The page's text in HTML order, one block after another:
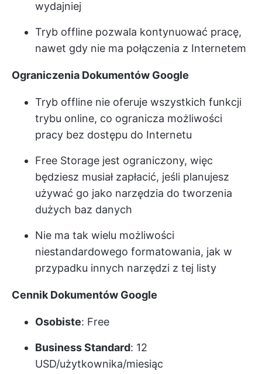
wydajniej
Tryb offline pozwala kontynuować pracę,
nawet gdy nie ma połączenia z Internetem
Ograniczenia Dokumentów Google
Tryb offline nie oferuje wszystkich funkcji
trybu online, co ogranicza możliwości
pracy bez dostępu do Internetu
Free Storage jest ograniczony, więc
będziesz musiał zapłacić, jeśli planujesz
używać go jako narzędzia do tworzenia
dużych baz danych
Nie ma tak wielu możliwości
niestandardowego formatowania, jak w
przypadku innych narzędzi z tej listy
Cennik Dokumentów Google
Osobiste: Free
Business Standard: 12
USD/użytkownika/miesiąc